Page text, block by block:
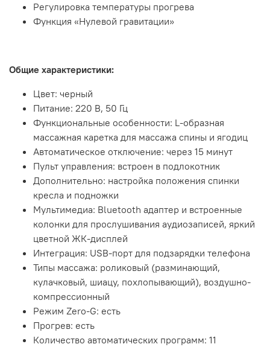
Регулировка температуры прогрева
Функция «Нулевой гравитации»
Общие характеристики:
Цвет: черный
Питание: 220 В, 50 Гц
Функциональные особенности: L-образная
массажная каретка для массажа спины и ягодиц
Автоматическое отключение: через 15 минут
Пульт управления: встроен в подлокотник
Дополнительно: настройка положения спинки
кресла и подножки
Мультимедиа: Bluetooth адаптер и встроенные
колонки для прослушивания аудиозаписей, яркий
цветной ЖК-дисплей
Интеграция: USB-порт для подзарядки телефона
Типы массажа: роликовый (разминающий,
кулачковый, шиацу, похлопывающий), воздушно-
компрессионный
Режим Zero-G: есть
Прогрев: есть
Количество автоматических программ: 11